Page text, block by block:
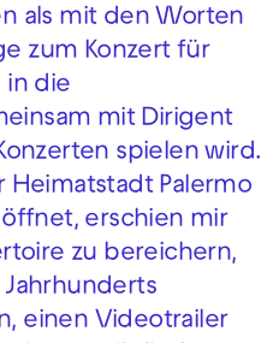
als mit den Worten
zum Konzert für
in die
mit Dirigent
spielen wird.
Heimatstadt Palermo
öffnet, erschien mir
zu bereichern,
einen Videotrailer